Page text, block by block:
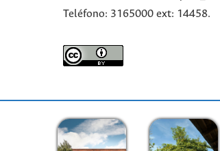
Teléfono: 3165000 ext: 14458.